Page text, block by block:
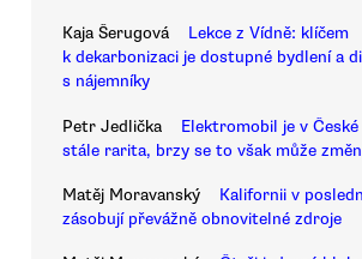
Kaja Šerugová
Lekce z Vídně: klíčem
k dekarbonizaci je dostupné bydlení a
s nájemníky
Petr Jedlička
Elektromobil je v
stále rarita, brzy se to však může
Matěj Moravanský
Kalifornii v
zásobují převážně obnovitelné zdroje